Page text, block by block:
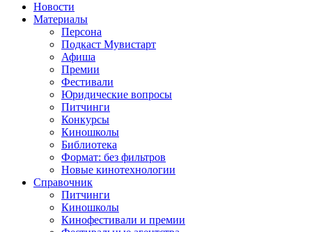
Новости
Материалы
Персона
Подкаст Мувистарт
Афиша
Премии
Фестивали
Юридические вопросы
Питчинги
Конкурсы
Киношколы
Библиотека
Формат: без фильтров
Новые кинотехнологии
Справочник
Питчинги
Киношколы
Кинофестивали и премии